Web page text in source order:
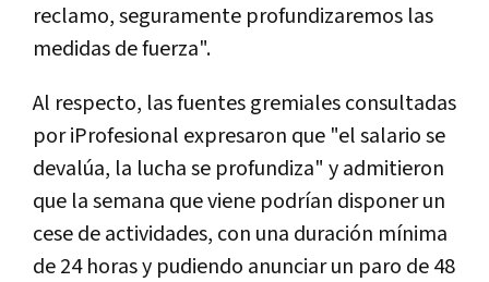
reclamo, seguramente profundizaremos las
medidas de fuerza".
Al respecto, las fuentes gremiales consultadas
por iProfesional expresaron que "el salario se
devalúa, la lucha se profundiza" y admitieron
que la semana que viene podrían disponer un
cese de actividades, con una duración mínima
de 24 horas y pudiendo anunciar un paro de 48